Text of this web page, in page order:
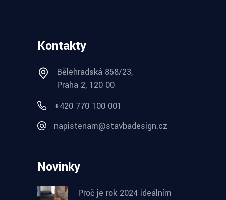
Kontakty
Bělehradská 858/23,
Praha 2, 120 00
+420 770 100 001
napistenam@stavbadesign.cz
Novinky
Proč je rok 2024 ideálním